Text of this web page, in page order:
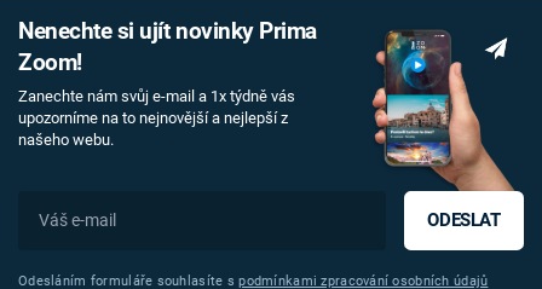
Nenechte si ujít novinky Prima
Zoom!
Zanechte nám svůj e-mail a 1x týdně vás
upozorníme na to nejnovější a nejlepší z
našeho webu.
ODESLAT
Odesláním formuláře souhlasíte spodmínkami zpracování osobních údajů